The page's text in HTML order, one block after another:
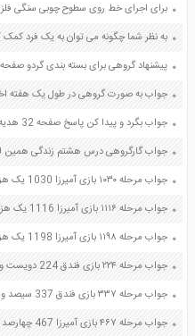
پیشنهاد گروهی برای بسته بندی گردو صفحه 51 کار و فناوری هفتم
جواب به صورت گروهی در طول یک هفته اخبار سراسری
جواب بگرد و پیدا کن پاسخ صفحه 32 هدیه های آسمان ششم
جواب گارگروهی درس هشتم زندگی همین لحظه
جواب مرحله ۱۰۳۰ بازی آمیرزا 1030 یک هزار و سی پاسخ
جواب مرحله ۱۱۱۶ بازی آمیرزا 1116 یک هزار و صد و شانزده پاسخ
جواب مرحله ۱۱۹۸ بازی آمیرزا 1198 یک هزار و صد و نود و هشت پاسخ
جواب مرحله ۲۲۴ بازی فندق 224 دویست و بیست و چهار پاسخ
جواب مرحله ۳۳۷ بازی فندق 337 سیصد و سی و هفت پاسخ
جواب مرحله ۴۶۷ بازی آمیرزا 467 چهارصد و شصت و هفت پاسخ